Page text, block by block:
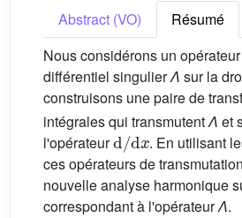
Abstract (VO)
Résumé
Nous considérons un
différentiel singulierΛ sur la
construisons une paire de
intégrales qui transmutentΛ et
l'opérateur
d/ dx
. En utilisant
ces opérateurs de
nouvelle analyse harmonique
correspondant à l'opérateurΛ.